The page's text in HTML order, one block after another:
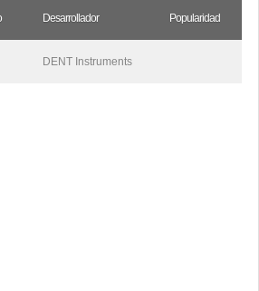
Desarrollador Popularidad
DENT Instruments